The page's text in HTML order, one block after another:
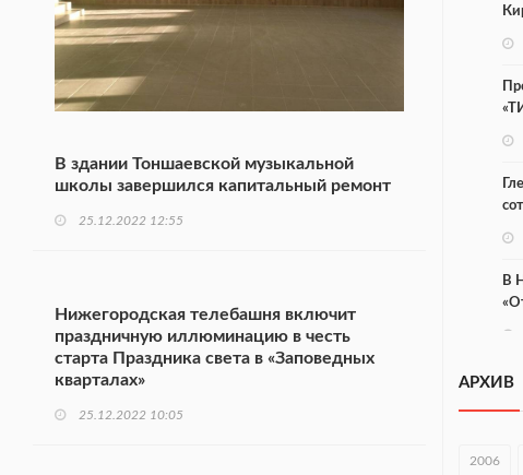
В здании Тоншаевской музыкальной
школы завершился капитальный ремонт
25.12.2022 12:55
Нижегородская телебашня включит
праздничную иллюминацию в честь
старта Праздника света в «Заповедных
кварталах»
25.12.2022 10:05
В
АРХИВ
2006